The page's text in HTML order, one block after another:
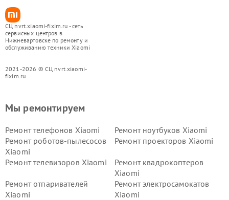
СЦ nvrt.xiaomi-fixim.ru - сеть
сервисных центров в
Нижневартовске по ремонту и
обслуживанию техники Xiaomi
2021-2026 © СЦ nvrt.xiaomi-
fixim.ru
Мы ремонтируем
Ремонт телефонов Xiaomi
Ремонт ноутбуков Xiaomi
Ремонт роботов-пылесосов
Xiaomi
Ремонт проекторов Xiaomi
Ремонт телевизоров Xiaomi
Ремонт квадрокоптеров
Xiaomi
Ремонт отпаривателей
Xiaomi
Ремонт электросамокатов
Xiaomi